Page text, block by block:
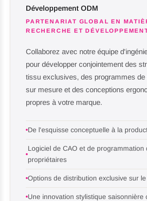
Développement ODM
PARTENARIAT GLOBAL EN
RECHERCHE ET
Collaborez avec notre équipe
pour développer conjointement des
tissu exclusives, des programmes
sur mesure et des conceptions
propres à votre marque.
De l'esquisse conceptuelle à la
Logiciel de CAO et de programmation
propriétaires
Options de distribution exclusive sur
Une innovation stylistique saisonnière